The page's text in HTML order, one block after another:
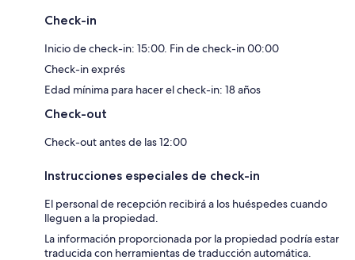
Check-in
Inicio de check-in: 15:00. Fin de check-in 00:00
Check-in exprés
Edad mínima para hacer el check-in: 18 años
Check-out
Check-out antes de las 12:00
Instrucciones especiales de check-in
El personal de recepción recibirá a los huéspedes cuando
lleguen a la propiedad.
La información proporcionada por la propiedad podría estar
traducida con herramientas de traducción automática.